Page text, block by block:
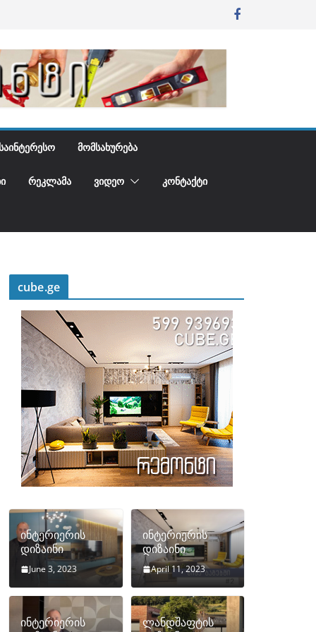
ᲡᲐᲘᲜᲢᲔᲠᲔᲡᲝ ᲛᲝᲛᲡᲐᲮᲣᲠᲔᲑᲐ
ᲠᲔᲙᲚᲐᲛᲐ ᲕᲘᲓᲔᲝ ᲙᲝᲜᲢᲐᲥᲢᲘ
cube.ge
ინტერიერის
დიზაინი
June 3, 2023
ინტერიერის
დიზაინი
April 11, 2023
ინტერიერის
ლანდშაფტის